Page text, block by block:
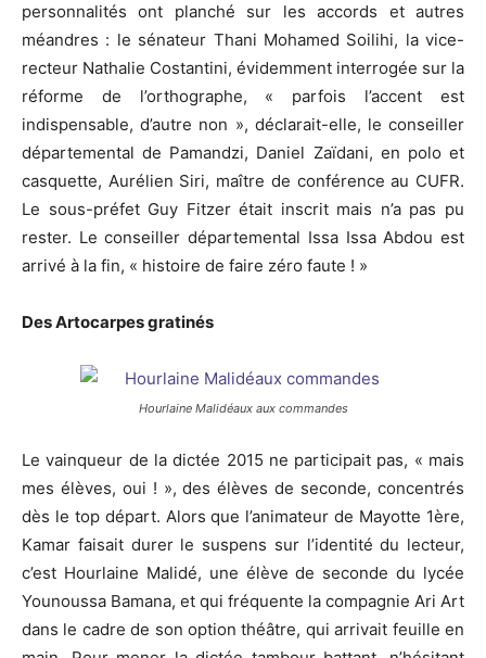
personnalités ont planché sur les accords et autres
méandres : le sénateur Thani Mohamed Soilihi, la vice-
recteur Nathalie Costantini, évidemment interrogée sur la
réforme de l’orthographe, « parfois l’accent est
indispensable, d’autre non », déclarait-elle, le conseiller
départemental de Pamandzi, Daniel Zaïdani, en polo et
casquette, Aurélien Siri, maître de conférence au CUFR.
Le sous-préfet Guy Fitzer était inscrit mais n’a pas pu
rester. Le conseiller départemental Issa Issa Abdou est
arrivé à la fin, « histoire de faire zéro faute ! »
Des Artocarpes gratinés
Hourlaine Malidéaux aux commandes
Le vainqueur de la dictée 2015 ne participait pas, « mais
mes élèves, oui ! », des élèves de seconde, concentrés
dès le top départ. Alors que l’animateur de Mayotte 1ère,
Kamar faisait durer le suspens sur l’identité du lecteur,
c’est Hourlaine Malidé, une élève de seconde du lycée
Younoussa Bamana, et qui fréquente la compagnie Ari Art
dans le cadre de son option théâtre, qui arrivait feuille en